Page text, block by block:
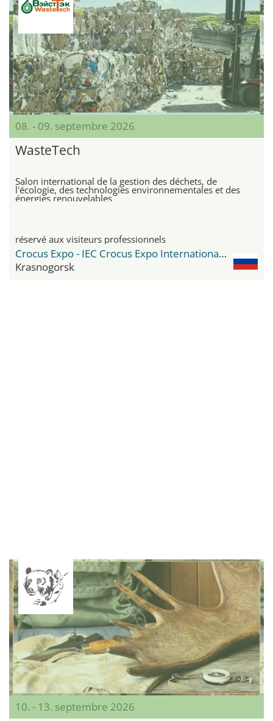
08. - 09. septembre 2026
WasteTech
Salon international de la gestion des déchets, de
l'écologie, des technologies environnementales et des
énergies renouvelables
réservé aux visiteurs professionnels
Crocus Expo - IEC Crocus Expo International Exhibition Centre
Krasnogorsk
10. - 13. septembre 2026